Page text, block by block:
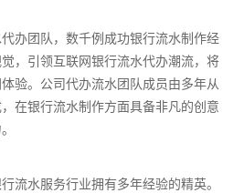
办团队，数千例成功银行流水制作经
，引领互联网银行流水代办潮流，将
验。公司代办流水团队成员由多年从
在银行流水制作方面具备非凡的创意
流水服务行业拥有多年经验的精英。